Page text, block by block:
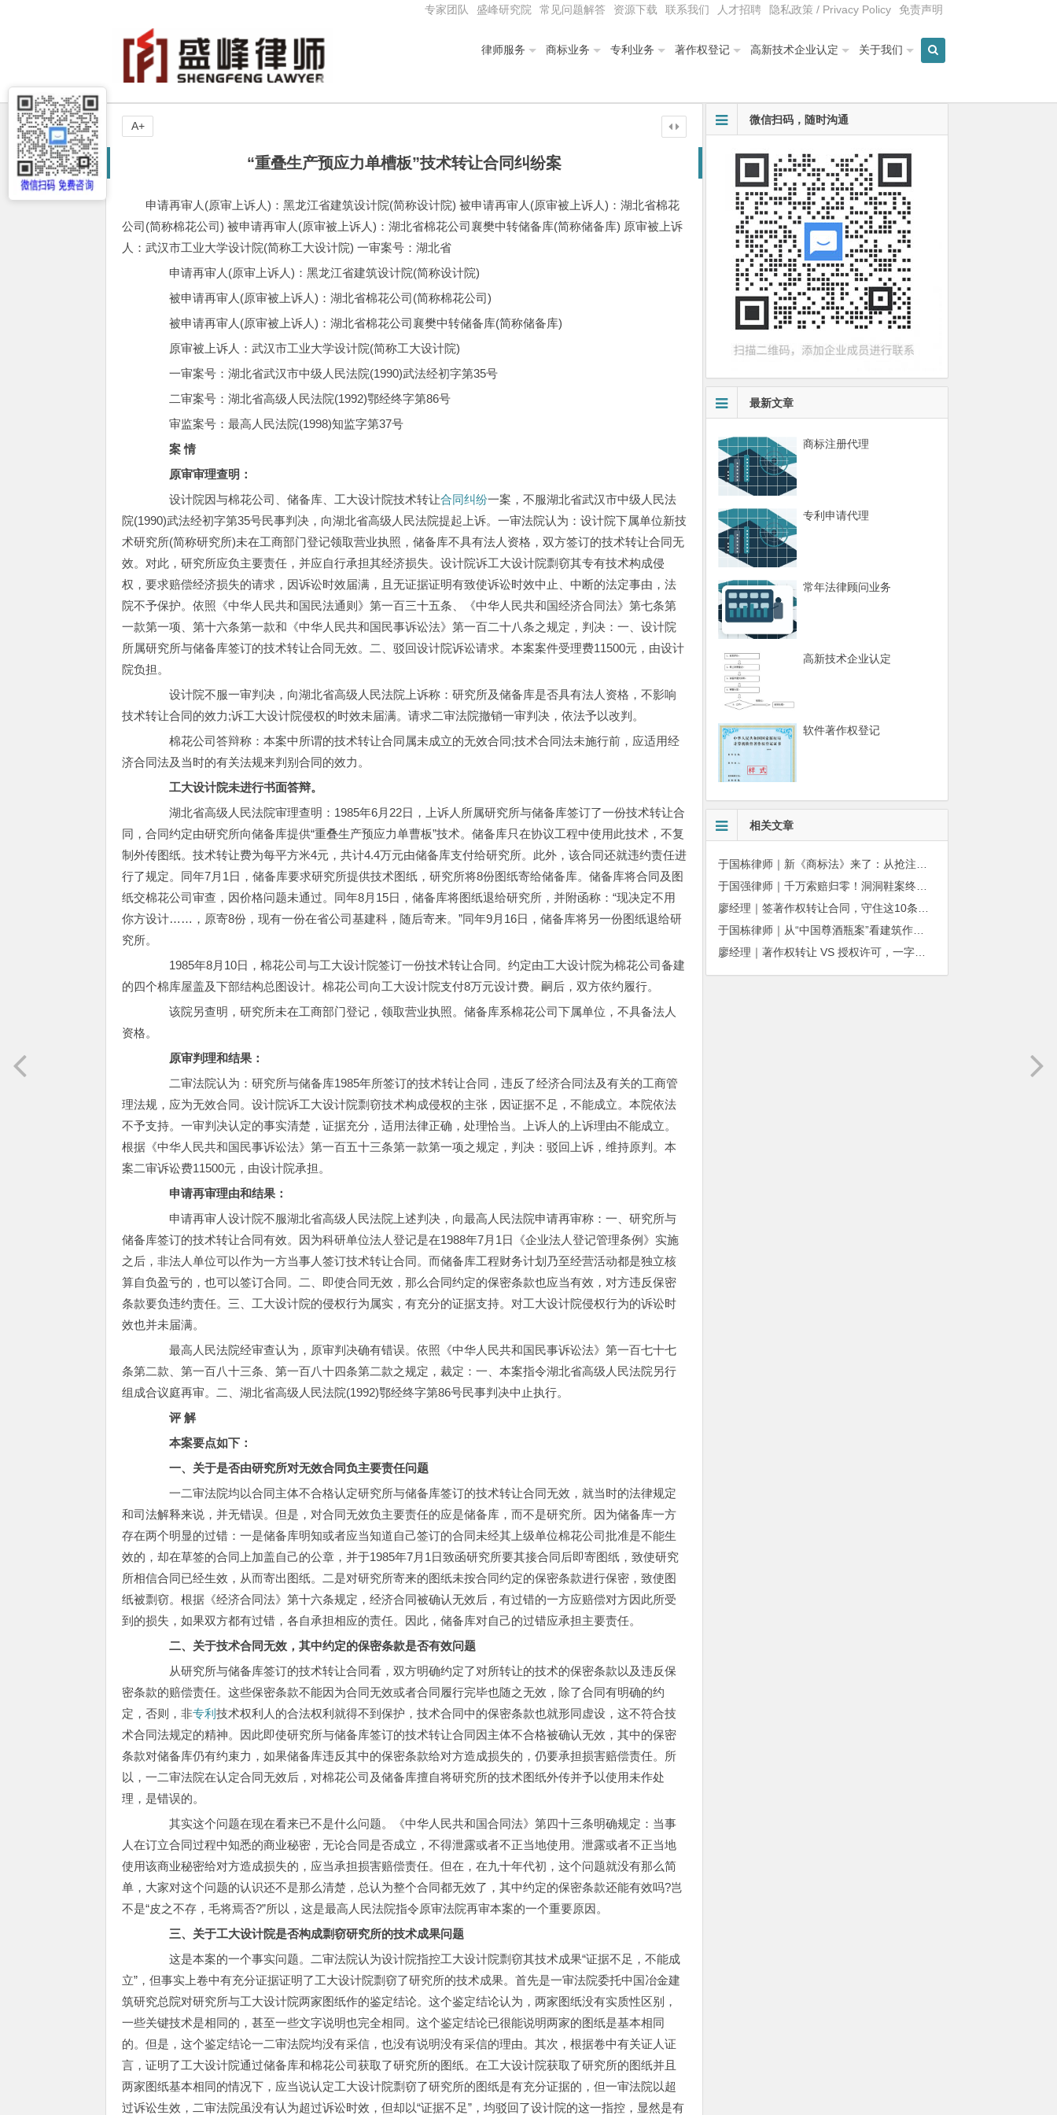
专家团队 盛峰研究院 常见问题解答 资源下载 联系我们 人才招聘 隐私政策 / Privacy Policy 免责声明
律师服务 商标业务 专利业务 著作权登记 高新技术企业认定 关于我们
“重叠生产预应力单槽板”技术转让合同纠纷案
申请再审人(原审上诉人)：黑龙江省建筑设计院(简称设计院) 被申请再审人(原审被上诉人)：湖北省棉花
公司(简称棉花公司) 被申请再审人(原审被上诉人)：湖北省棉花公司襄樊中转储备库(简称储备库) 原审被上诉
人：武汉市工业大学设计院(简称工大设计院) 一审案号：湖北省
申请再审人(原审上诉人)：黑龙江省建筑设计院(简称设计院)
被申请再审人(原审被上诉人)：湖北省棉花公司(简称棉花公司)
被申请再审人(原审被上诉人)：湖北省棉花公司襄樊中转储备库(简称储备库)
原审被上诉人：武汉市工业大学设计院(简称工大设计院)
一审案号：湖北省武汉市中级人民法院(1990)武法经初字第35号
二审案号：湖北省高级人民法院(1992)鄂经终字第86号
审监案号：最高人民法院(1998)知监字第37号
案 情
原审审理查明：
设计院因与棉花公司、储备库、工大设计院技术转让合同纠纷一案，不服湖北省武汉市中级人民法
院(1990)武法经初字第35号民事判决，向湖北省高级人民法院提起上诉。一审法院认为：设计院下属单位新技
术研究所(简称研究所)未在工商部门登记领取营业执照，储备库不具有法人资格，双方签订的技术转让合同无
效。对此，研究所应负主要责任，并应自行承担其经济损失。设计院诉工大设计院剽窃其专有技术构成侵
权，要求赔偿经济损失的请求，因诉讼时效届满，且无证据证明有致使诉讼时效中止、中断的法定事由，法
院不予保护。依照《中华人民共和国民法通则》第一百三十五条、《中华人民共和国经济合同法》第七条第
一款第一项、第十六条第一款和《中华人民共和国民事诉讼法》第一百二十八条之规定，判决：一、设计院
所属研究所与储备库签订的技术转让合同无效。二、驳回设计院诉讼请求。本案案件受理费11500元，由设计
院负担。
设计院不服一审判决，向湖北省高级人民法院上诉称：研究所及储备库是否具有法人资格，不影响
技术转让合同的效力;诉工大设计院侵权的时效未届满。请求二审法院撤销一审判决，依法予以改判。
棉花公司答辩称：本案中所谓的技术转让合同属未成立的无效合同;技术合同法未施行前，应适用经
济合同法及当时的有关法规来判别合同的效力。
工大设计院未进行书面答辩。
湖北省高级人民法院审理查明：1985年6月22日，上诉人所属研究所与储备库签订了一份技术转让合
同，合同约定由研究所向储备库提供“重叠生产预应力单曹板”技术。储备库只在协议工程中使用此技术，不复
制外传图纸。技术转让费为每平方米4元，共计4.4万元由储备库支付给研究所。此外，该合同还就违约责任进
行了规定。同年7月1日，储备库要求研究所提供技术图纸，研究所将8份图纸寄给储备库。储备库将合同及图
纸交棉花公司审查，因价格问题未通过。同年8月15日，储备库将图纸退给研究所，并附函称：“现决定不用
你方设计……，原寄8份，现有一份在省公司基建科，随后寄来。”同年9月16日，储备库将另一份图纸退给研
究所。
1985年8月10日，棉花公司与工大设计院签订一份技术转让合同。约定由工大设计院为棉花公司备建
的四个棉库屋盖及下部结构总图设计。棉花公司向工大设计院支付8万元设计费。嗣后，双方依约履行。
该院另查明，研究所未在工商部门登记，领取营业执照。储备库系棉花公司下属单位，不具备法人
资格。
原审判理和结果：
二审法院认为：研究所与储备库1985年所签订的技术转让合同，违反了经济合同法及有关的工商管
理法规，应为无效合同。设计院诉工大设计院剽窃技术构成侵权的主张，因证据不足，不能成立。本院依法
不予支持。一审判决认定的事实清楚，证据充分，适用法律正确，处理恰当。上诉人的上诉理由不能成立。
根据《中华人民共和国民事诉讼法》第一百五十三条第一款第一项之规定，判决：驳回上诉，维持原判。本
案二审诉讼费11500元，由设计院承担。
申请再审理由和结果：
申请再审人设计院不服湖北省高级人民法院上述判决，向最高人民法院申请再审称：一、研究所与
储备库签订的技术转让合同有效。因为科研单位法人登记是在1988年7月1日《企业法人登记管理条例》实施
之后，非法人单位可以作为一方当事人签订技术转让合同。而储备库工程财务计划乃至经营活动都是独立核
算自负盈亏的，也可以签订合同。二、即使合同无效，那么合同约定的保密条款也应当有效，对方违反保密
条款要负违约责任。三、工大设计院的侵权行为属实，有充分的证据支持。对工大设计院侵权行为的诉讼时
效也并未届满。
最高人民法院经审查认为，原审判决确有错误。依照《中华人民共和国民事诉讼法》第一百七十七
条第二款、第一百八十三条、第一百八十四条第二款之规定，裁定：一、本案指令湖北省高级人民法院另行
组成合议庭再审。二、湖北省高级人民法院(1992)鄂经终字第86号民事判决中止执行。
评 解
本案要点如下：
一、关于是否由研究所对无效合同负主要责任问题
一二审法院均以合同主体不合格认定研究所与储备库签订的技术转让合同无效，就当时的法律规定
和司法解释来说，并无错误。但是，对合同无效负主要责任的应是储备库，而不是研究所。因为储备库一方
存在两个明显的过错：一是储备库明知或者应当知道自己签订的合同未经其上级单位棉花公司批准是不能生
效的，却在草签的合同上加盖自己的公章，并于1985年7月1日致函研究所要其接合同后即寄图纸，致使研究
所相信合同已经生效，从而寄出图纸。二是对研究所寄来的图纸未按合同约定的保密条款进行保密，致使图
纸被剽窃。根据《经济合同法》第十六条规定，经济合同被确认无效后，有过错的一方应赔偿对方因此所受
到的损失，如果双方都有过错，各自承担相应的责任。因此，储备库对自己的过错应承担主要责任。
二、关于技术合同无效，其中约定的保密条款是否有效问题
从研究所与储备库签订的技术转让合同看，双方明确约定了对所转让的技术的保密条款以及违反保
密条款的赔偿责任。这些保密条款不能因为合同无效或者合同履行完毕也随之无效，除了合同有明确的约
定，否则，非专利技术权利人的合法权利就得不到保护，技术合同中的保密条款也就形同虚设，这不符合技
术合同法规定的精神。因此即使研究所与储备库签订的技术转让合同因主体不合格被确认无效，其中的保密
条款对储备库仍有约束力，如果储备库违反其中的保密条款给对方造成损失的，仍要承担损害赔偿责任。所
以，一二审法院在认定合同无效后，对棉花公司及储备库擅自将研究所的技术图纸外传并予以使用未作处
理，是错误的。
其实这个问题在现在看来已不是什么问题。《中华人民共和国合同法》第四十三条明确规定：当事
人在订立合同过程中知悉的商业秘密，无论合同是否成立，不得泄露或者不正当地使用。泄露或者不正当地
使用该商业秘密给对方造成损失的，应当承担损害赔偿责任。但在，在九十年代初，这个问题就没有那么简
单，大家对这个问题的认识还不是那么清楚，总认为整个合同都无效了，其中约定的保密条款还能有效吗?岂
不是“皮之不存，毛将焉否?”所以，这是最高人民法院指令原审法院再审本案的一个重要原因。
三、关于工大设计院是否构成剽窃研究所的技术成果问题
这是本案的一个事实问题。二审法院认为设计院指控工大设计院剽窃其技术成果“证据不足，不能成
立”，但事实上卷中有充分证据证明了工大设计院剽窃了研究所的技术成果。首先是一审法院委托中国冶金建
筑研究总院对研究所与工大设计院两家图纸作的鉴定结论。这个鉴定结论认为，两家图纸没有实质性区别，
一些关键技术是相同的，甚至一些文字说明也完全相同。这个鉴定结论已很能说明两家的图纸是基本相同
的。但是，这个鉴定结论一二审法院均没有采信，也没有说明没有采信的理由。其次，根据卷中有关证人证
言，证明了工大设计院通过储备库和棉花公司获取了研究所的图纸。在工大设计院获取了研究所的图纸并且
两家图纸基本相同的情况下，应当说认定工大设计院剽窃了研究所的图纸是有充分证据的，但一审法院以超
过诉讼生效，二审法院虽没有认为超过诉讼时效，但却以“证据不足”，均驳回了设计院的这一指控，显然是有
A+ 微信扫码，随时沟通
最新文章
商标注册代理
专利申请代理
常年法律顾问业务
高新技术企业认定
软件著作权登记
相关文章
于国栋律师｜从“中国尊酒瓶案”看建筑作品著作权保护的司法边界与商用合规
廖经理｜著作权转让 VS 授权许可，一字之差，权益天壤之别